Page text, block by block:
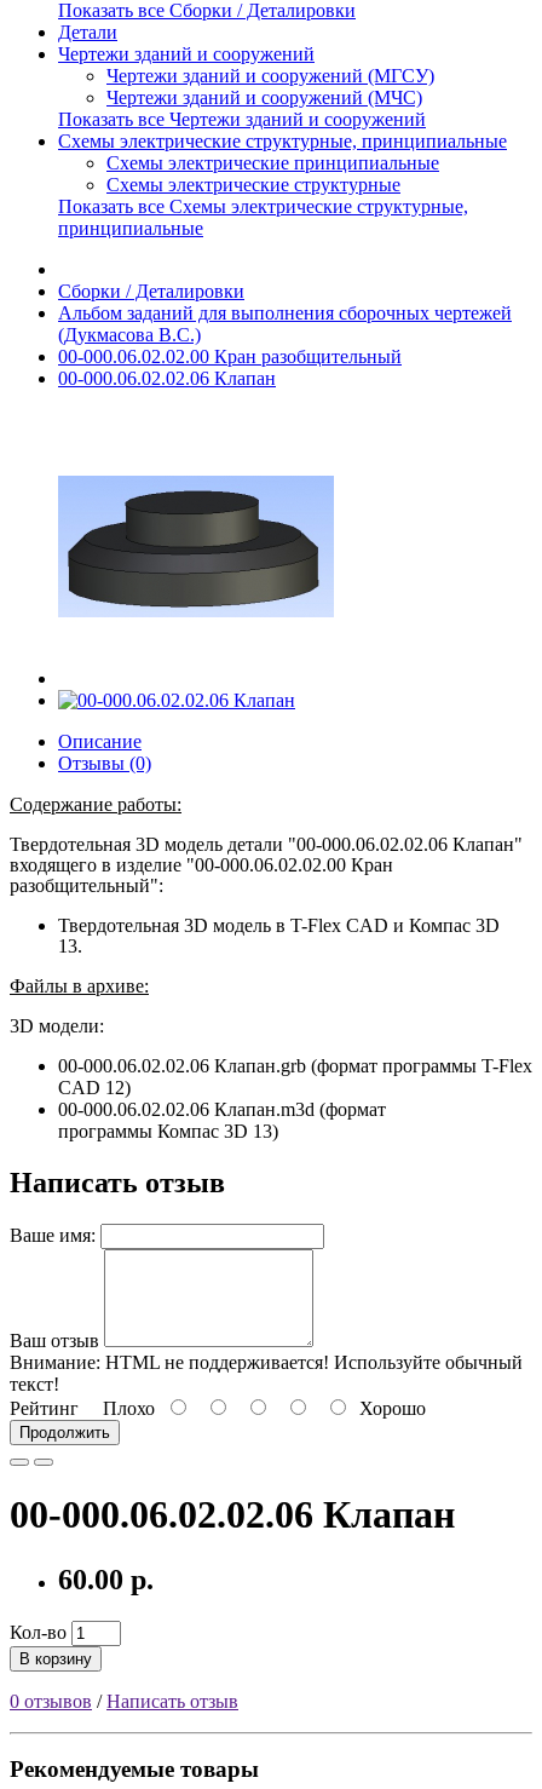
Показать все Сборки / Деталировки
Детали
Чертежи зданий и сооружений
Чертежи зданий и сооружений (МГСУ)
Чертежи зданий и сооружений (МЧС)
Показать все Чертежи зданий и сооружений
Схемы электрические структурные, принципиальные
Схемы электрические принципиальные
Схемы электрические структурные
Показать все Схемы электрические структурные,
принципиальные
Сборки / Деталировки
Альбом заданий для выполнения сборочных чертежей
(Дукмасова В.С.)
00-000.06.02.02.00 Кран разобщительный
00-000.06.02.02.06 Клапан
Описание
Отзывы (0)
Содержание работы:
Твердотельная 3D модель детали "00-000.06.02.02.06 Клапан"
входящего в изделие "00-000.06.02.02.00 Кран
разобщительный":
Твердотельная 3D модель в T-Flex CAD и Компас 3D
13.
Файлы в архиве:
3D модели:
00-000.06.02.02.06 Клапан.grb (формат программы T-Flex
CAD 12)
00-000.06.02.02.06 Клапан.m3d (формат
программы Компас 3D 13)
Написать отзыв
Ваше имя:
Ваш отзыв
Внимание: HTML не поддерживается! Используйте обычный
текст!
Рейтинг Плохо Хорошо
Продолжить
00-000.06.02.02.06 Клапан
60.00 р.
Кол-во
В корзину
0 отзывов /Написать отзыв
Рекомендуемые товары